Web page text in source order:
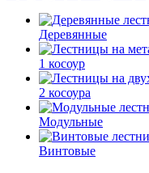
Деревянные
1 косоур
2 косоура
Модульные
Винтовые